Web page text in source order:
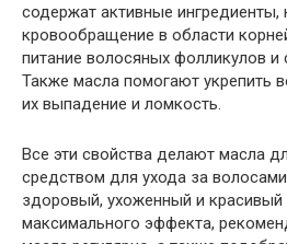
содержат активные
кровообращение в области
питание волосяных фолликулов и
Также масла помогают укрепить
их выпадение и ломкость.
Все эти свойства делают масла
средством для ухода за
здоровый, ухоженный и
максимального эффекта,